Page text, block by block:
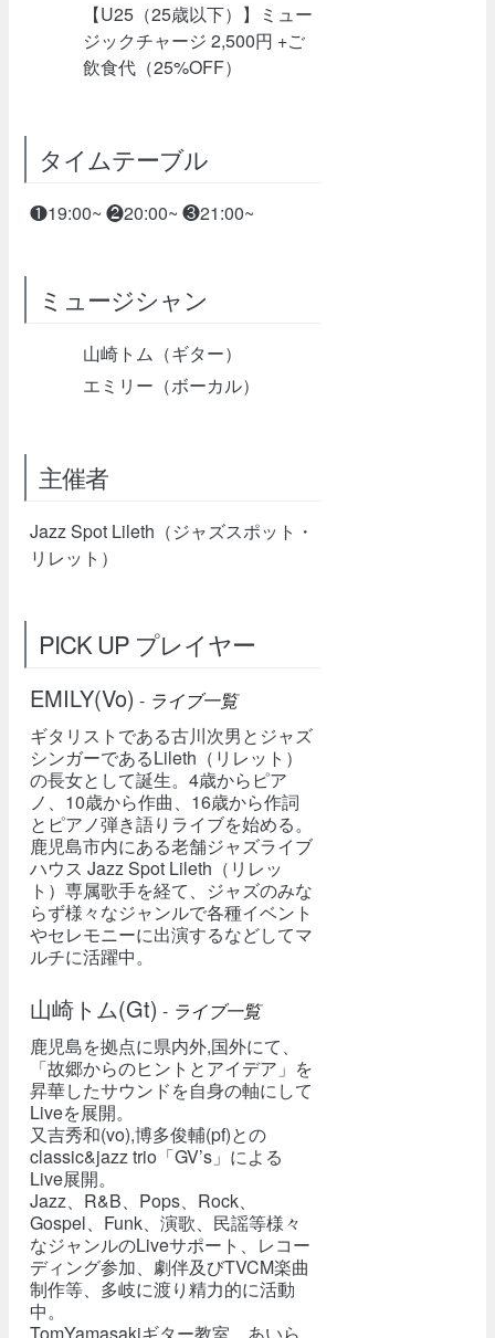
【U25（25歳以下）】ミュー
ジックチャージ 2,500円 +ご
飲食代（25%OFF）
タイムテーブル
❶19:00~ ❷20:00~ ❸21:00~
ミュージシャン
山崎トム（ギター）
エミリー（ボーカル）
主催者
Jazz Spot Lileth（ジャズスポット・
リレット）
PICK UP プレイヤー
EMILY(Vo) - ライブ一覧
ギタリストである古川次男とジャズ
シンガーであるLileth（リレット）
の長女として誕生。4歳からピア
ノ、10歳から作曲、16歳から作詞
とピアノ弾き語りライブを始める。
鹿児島市内にある老舗ジャズライブ
ハウス Jazz Spot Lileth（リレッ
ト）専属歌手を経て、ジャズのみな
らず様々なジャンルで各種イベント
やセレモニーに出演するなどしてマ
ルチに活躍中。
山崎トム(Gt) - ライブ一覧
鹿児島を拠点に県内外,国外にて、
「故郷からのヒントとアイデア」を
昇華したサウンドを自身の軸にして
Liveを展開。
又吉秀和(vo),博多俊輔(pf)との
classic&jazz trio「GV’s」による
Live展開。
Jazz、R&B、Pops、Rock、
Gospel、Funk、演歌、民謡等様々
なジャンルのLiveサポート、レコー
ディング参加、劇伴及びTVCM楽曲
制作等、多岐に渡り精力的に活動
中。